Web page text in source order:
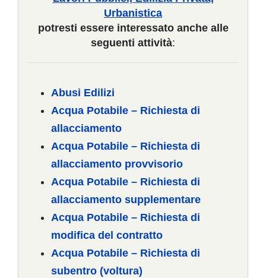
COMUNICAZIONEUrbanistica
potresti essere interessato anche alle
seguenti attività:
Abusi Edilizi
Acqua Potabile – Richiesta di
allacciamento
Acqua Potabile – Richiesta di
allacciamento provvisorio
Acqua Potabile – Richiesta di
allacciamento supplementare
Acqua Potabile – Richiesta di
modifica del contratto
Acqua Potabile – Richiesta di
subentro (voltura)